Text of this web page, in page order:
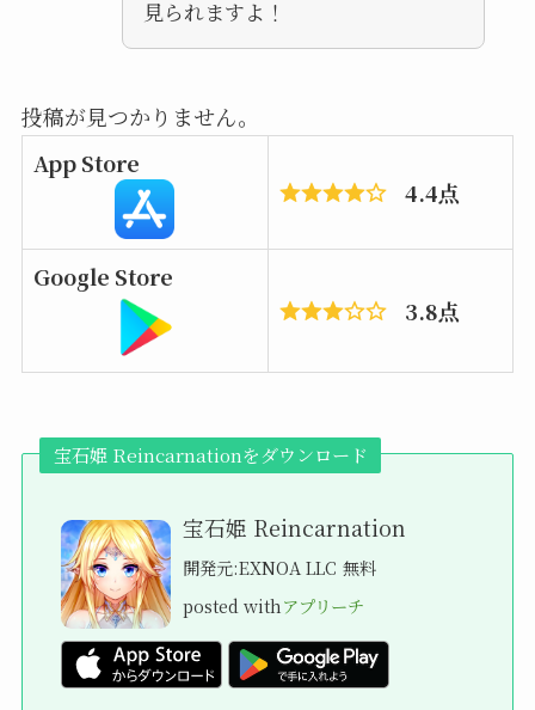
見られますよ！
投稿が見つかりません。
App Store
4.4点
Google Store
3.8点
宝石姫 Reincarnationをダウンロード
宝石姫 Reincarnation
開発元:EXNOA LLC 無料
posted with アプリーチ